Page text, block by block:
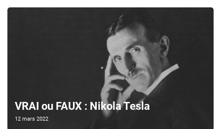
VRAI ou FAUX : Nikola Tesla
12 mars 2022